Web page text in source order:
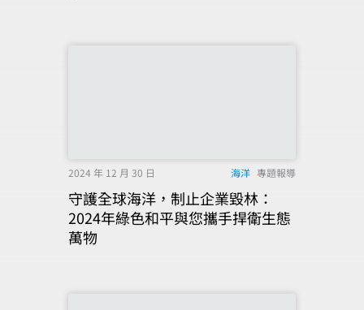
2024 年 12 月 30 日 海洋 專題報導
守護全球海洋，制止企業毀林：
2024年綠色和平與您攜手捍衛生態
萬物